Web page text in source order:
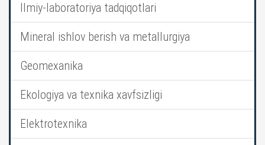
Ilmiy-laboratoriya tadqiqotlari
Mineral ishlov berish va metallurgiya
Geomexanika
Ekologiya va texnika xavfsizligi
Elektrotexnika